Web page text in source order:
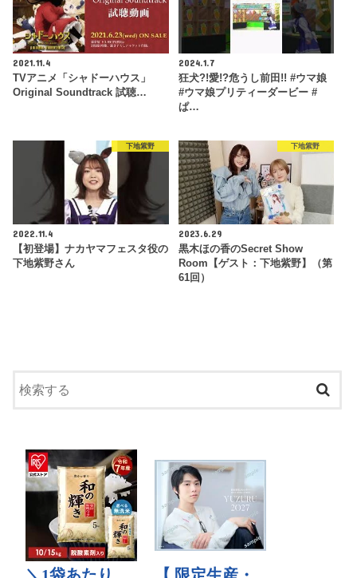
2021.11.4
TVアニメ「シャドーハウス」
Original Soundtrack 試聴…
2024.1.7
狂犬?!愛!?危うし前田!! #ウマ娘
#ウマ娘プリティーダービー #
ぱ…
下地紫野
2022.11.4
【初登場】ナカヤマフェスタ役の
下地紫野さん
下地紫野
2023.6.29
黒木ほの香のSecret Show
Room【ゲスト：下地紫野】（第
61回）